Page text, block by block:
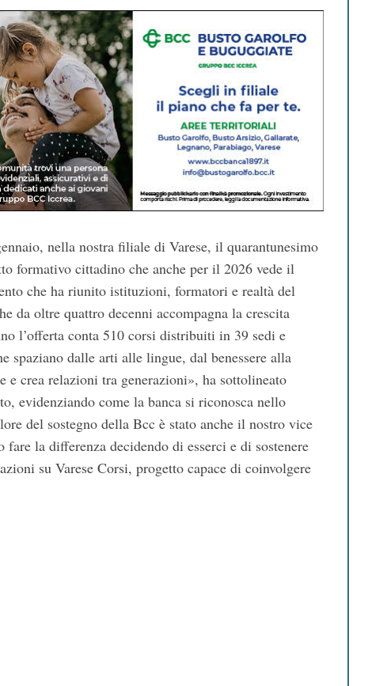
nella nostra filiale di Varese, il quarantunesimo
formativo cittadino che anche per il 2026 vede il
che ha riunito istituzioni, formatori e realtà del
da oltre quattro decenni accompagna la crescita
l’offerta conta 510 corsi distribuiti in 39 sedi e
spaziano dalle arti alle lingue, dal benessere alla
crea relazioni tra generazioni», ha sottolineato
evidenziando come la banca si riconosca nello
del sostegno della Bcc è stato anche il nostro vice
la differenza decidendo di esserci e di sostenere
su Varese Corsi, progetto capace di coinvolgere